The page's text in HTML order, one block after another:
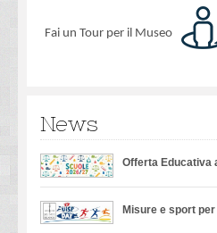
Fai un Tour per il Museo
News
Offerta Educativa
Misure e sport